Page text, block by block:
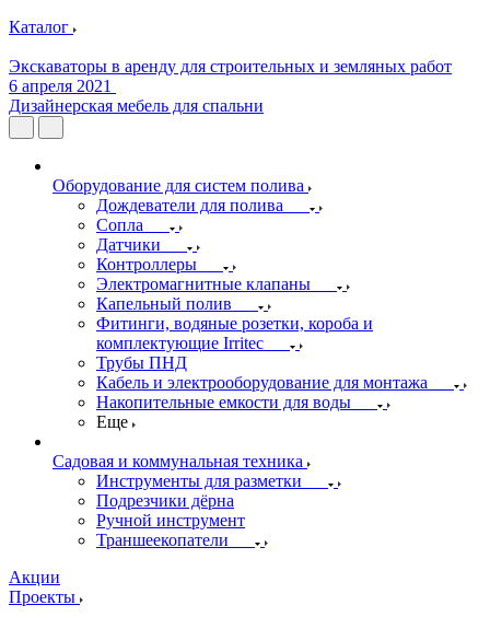
Каталог
Экскаваторы в аренду для строительных и земляных работ
6 апреля 2021
Дизайнерская мебель для спальни
Оборудование для систем полива
Дождеватели для полива
Сопла
Датчики
Контроллеры
Электромагнитные клапаны
Капельный полив
Фитинги, водяные розетки, короба и
комплектующие Irritec
Трубы ПНД
Кабель и электрооборудование для монтажа
Накопительные емкости для воды
Еще
Садовая и коммунальная техника
Инструменты для разметки
Подрезчики дёрна
Ручной инструмент
Траншеекопатели
Акции
Проекты